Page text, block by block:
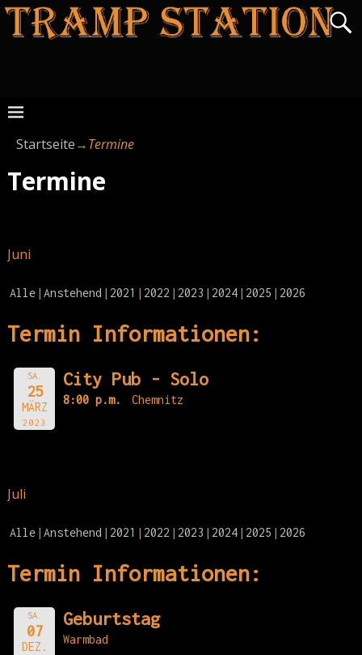
Startseite→Termine
Termine
Juni
Alle Anstehend 2021 2022 2023 2024 2025 2026
Termin Informationen:
SA.
25
MÄRZ
2023
City Pub - Solo
8:00 p.m. Chemnitz
Juli
Alle Anstehend 2021 2022 2023 2024 2025 2026
Termin Informationen:
SA.
07
DEZ.
Geburtstag
Warmbad